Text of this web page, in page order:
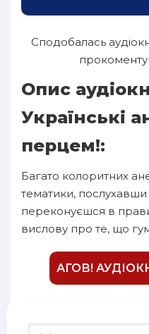
Сподобалась
Опис
Українські
перцем!:
Багато колоритних
тематики, послухавши
переконуєшся в
вислову про те, що
АГОВ!